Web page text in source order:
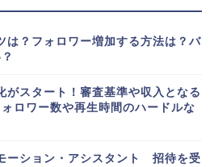
？フォロワー増加する方法は？バ
スタート！審査基準や収入となる
ロワー数や再生時間のハードルな
ーション・アシスタント 招待を受